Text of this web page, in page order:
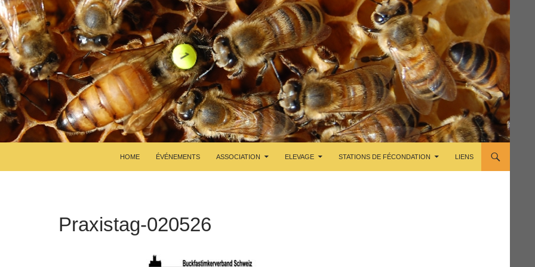
HOME ÉVÉNEMENTS ASSOCIATION ELEVAGE STATIONS DE FÉCONDATION LIENS
Praxistag-020526